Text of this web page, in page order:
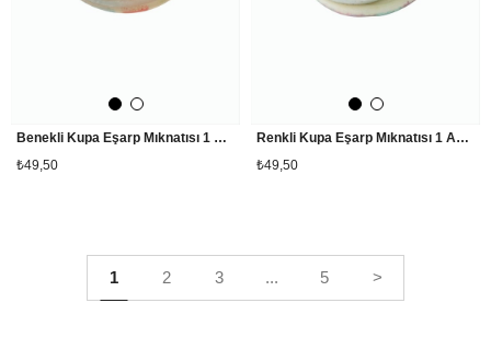
Benekli Kupa Eşarp Mıknatısı 1 Adet
₺49,50
Renkli Kupa Eşarp Mıknatısı 1 Adet
₺49,50
1 2 3 ... 5 >